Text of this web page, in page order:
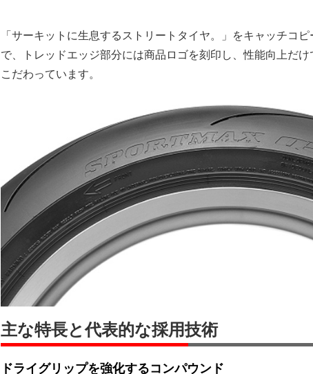
「サーキットに生息するストリートタイヤ。」をキャッチコ
で、トレッドエッジ部分には商品ロゴを刻印し、性能向上だ
こだわっています。
主な特長と代表的な採用技術
ドライグリップを強化するコンパウンド